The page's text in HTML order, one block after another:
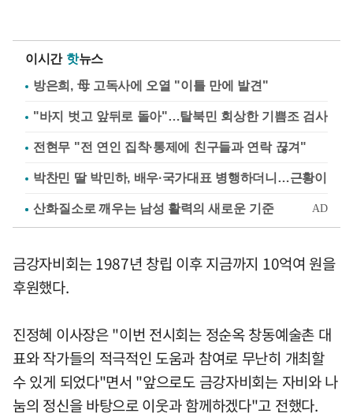
이시간 핫뉴스
방은희, 母 고독사에 오열 "이틀 만에 발견"
"바지 벗고 앞뒤로 돌아"…탈북민 회상한 기쁨조 검사
전현무 "전 연인 집착·통제에 친구들과 연락 끊겨"
박찬민 딸 박민하, 배우·국가대표 병행하더니…근황이
금강자비회는 1987년 창립 이후 지금까지 10억여 원을
후원했다.
진정혜 이사장은 "이번 전시회는 정순옥 창동예술촌 대
표와 작가들의 적극적인 도움과 참여로 무난히 개최할
수 있게 되었다"면서 "앞으로도 금강자비회는 자비와 나
눔의 정신을 바탕으로 이웃과 함께하겠다"고 전했다.